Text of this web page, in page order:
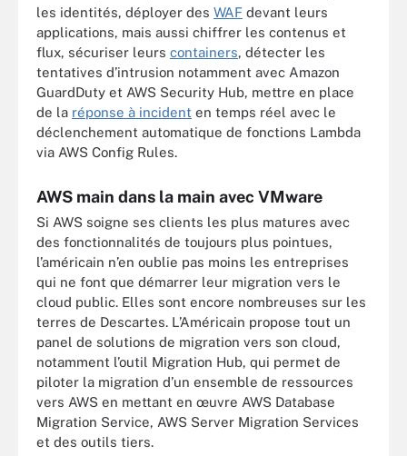
les identités, déployer des WAF devant leurs
applications, mais aussi chiffrer les contenus et
flux, sécuriser leurs containers, détecter les
tentatives d’intrusion notamment avec Amazon
GuardDuty et AWS Security Hub, mettre en place
de la réponse à incident en temps réel avec le
déclenchement automatique de fonctions Lambda
via AWS Config Rules.
AWS main dans la main avec VMware
Si AWS soigne ses clients les plus matures avec
des fonctionnalités de toujours plus pointues,
l’américain n’en oublie pas moins les entreprises
qui ne font que démarrer leur migration vers le
cloud public. Elles sont encore nombreuses sur les
terres de Descartes. L’Américain propose tout un
panel de solutions de migration vers son cloud,
notamment l’outil Migration Hub, qui permet de
piloter la migration d’un ensemble de ressources
vers AWS en mettant en œuvre AWS Database
Migration Service, AWS Server Migration Services
et des outils tiers.